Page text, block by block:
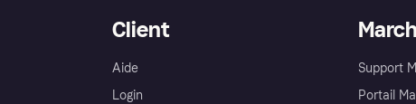
Client
Aide
Login
Support
Portail